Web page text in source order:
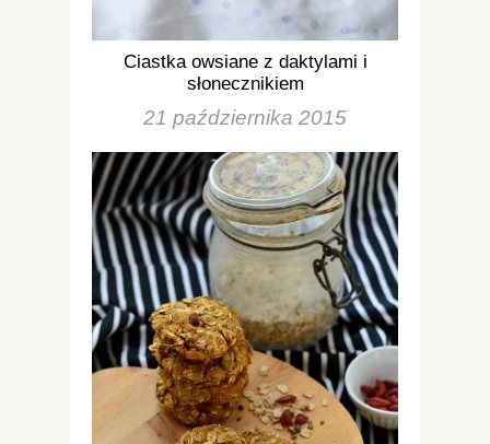
Ciastka owsiane z daktylami i
słonecznikiem
21 października 2015